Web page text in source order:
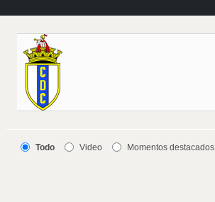
Todo Video
Momentos destacados